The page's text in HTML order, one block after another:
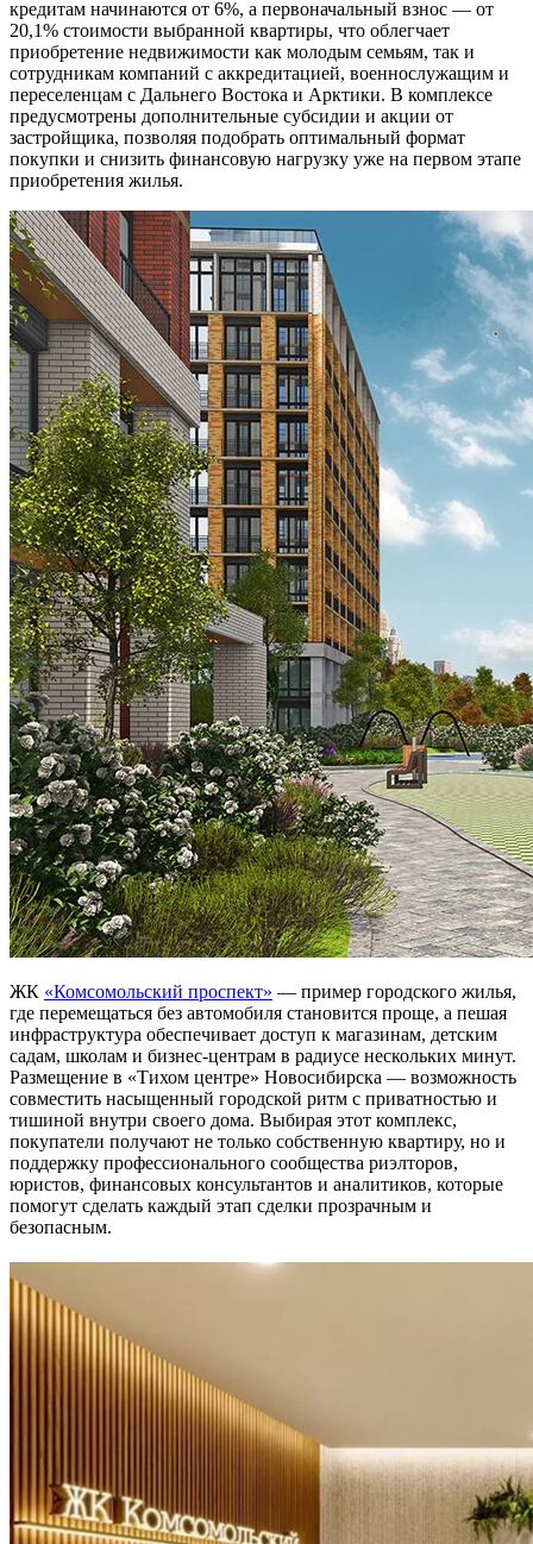
кредитам начинаются от 6%, а первоначальный взнос — от
20,1% стоимости выбранной квартиры, что облегчает
приобретение недвижимости как молодым семьям, так и
сотрудникам компаний с аккредитацией, военнослужащим и
переселенцам с Дальнего Востока и Арктики. В комплексе
предусмотрены дополнительные субсидии и акции от
застройщика, позволяя подобрать оптимальный формат
покупки и снизить финансовую нагрузку уже на первом этапе
приобретения жилья.
ЖК «Комсомольский проспект» — пример городского жилья,
где перемещаться без автомобиля становится проще, а пешая
инфраструктура обеспечивает доступ к магазинам, детским
садам, школам и бизнес-центрам в радиусе нескольких минут.
Размещение в «Тихом центре» Новосибирска — возможность
совместить насыщенный городской ритм с приватностью и
тишиной внутри своего дома. Выбирая этот комплекс,
покупатели получают не только собственную квартиру, но и
поддержку профессионального сообщества риэлторов,
юристов, финансовых консультантов и аналитиков, которые
помогут сделать каждый этап сделки прозрачным и
безопасным.